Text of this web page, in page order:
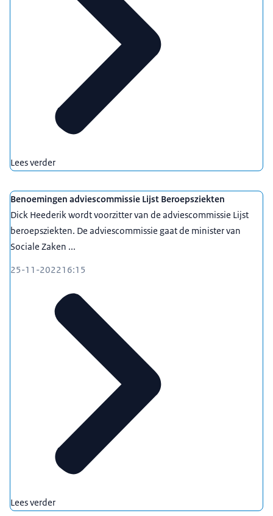
Lees verder
Benoemingen adviescommissie Lijst Beroepsziekten
Dick Heederik wordt voorzitter van de adviescommissie Lijst
beroepsziekten. De adviescommissie gaat de minister van
Sociale Zaken ...
25-11-202216:15
Lees verder